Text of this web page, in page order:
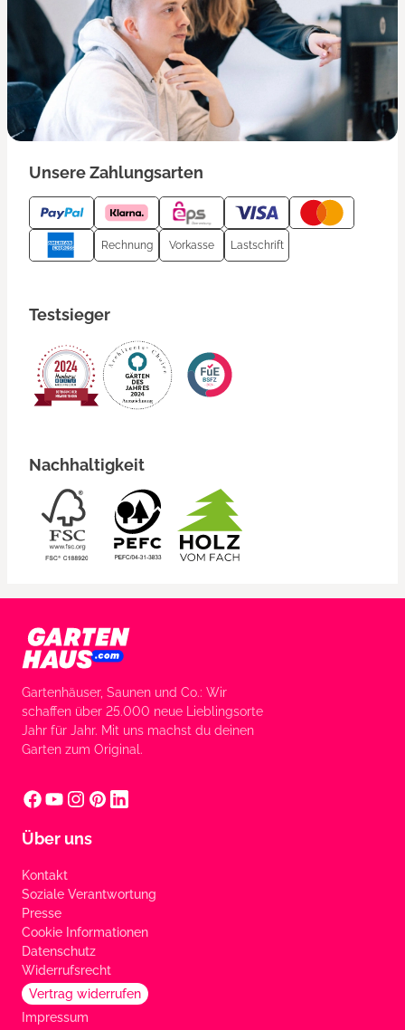
Unsere Zahlungsarten
Rechnung Vorkasse Lastschrift
Testsieger
Nachhaltigkeit
Gartenhäuser, Saunen und Co.: Wir
schaffen über 25.000 neue Lieblingsorte
Jahr für Jahr. Mit uns machst du deinen
Garten zum Original.
Über uns
Kontakt
Soziale Verantwortung
Presse
Cookie Informationen
Datenschutz
Widerrufsrecht
Vertrag widerrufen
Impressum